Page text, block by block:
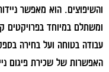
והשיפוצים. הוא מאפשר
ומשתלם במיוחד בפרויקטים
עבודה בטוחה ועל בחירה
האפשרות של שכירת פיגום